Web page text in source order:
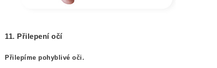
11. Přilepení očí
Přilepíme pohyblivé oči.